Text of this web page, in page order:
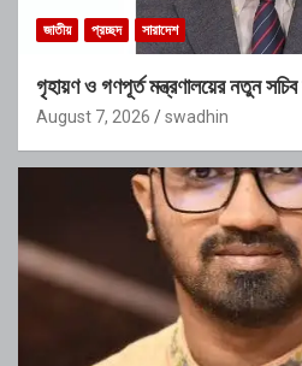
জাতীয় প্রচ্ছদ সারাদেশ
গৃহায়ণ ও গণপূর্ত মন্ত্রণালয়ের নতুন
August 7, 2026 swadhin